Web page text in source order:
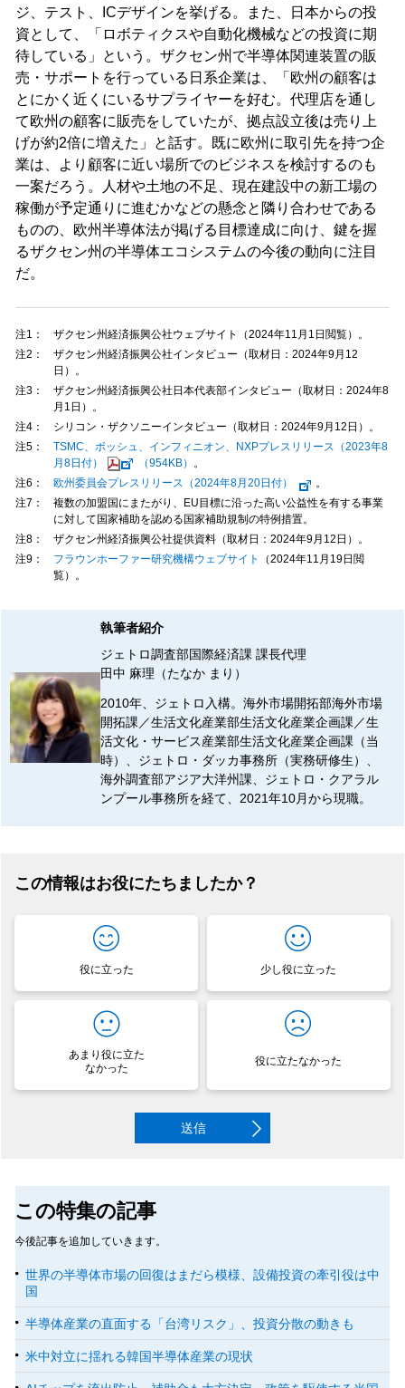
ジ、テスト、ICデザインを挙げる。また、日本からの投
資として、「ロボティクスや自動化機械などの投資に期
待している」という。ザクセン州で半導体関連装置の販
売・サポートを行っている日系企業は、「欧州の顧客は
とにかく近くにいるサプライヤーを好む。代理店を通し
て欧州の顧客に販売をしていたが、拠点設立後は売り上
げが約2倍に増えた」と話す。既に欧州に取引先を持つ企
業は、より顧客に近い場所でのビジネスを検討するのも
一案だろう。人材や土地の不足、現在建設中の新工場の
稼働が予定通りに進むかなどの懸念と隣り合わせである
ものの、欧州半導体法が掲げる目標達成に向け、鍵を握
るザクセン州の半導体エコシステムの今後の動向に注目
だ。
注1：
ザクセン州経済振興公社ウェブサイト（2024年11月1日閲覧）。
注2：
ザクセン州経済振興公社インタビュー（取材日：2024年9月12
日）。
注3：
ザクセン州経済振興公社日本代表部インタビュー（取材日：2024年8
月1日）。
注4：
シリコン・ザクソニーインタビュー（取材日：2024年9月12日）。
注5：
TSMC、ボッシュ、インフィニオン、NXPプレスリリース（2023年8
月8日付）
（954KB） 。
注6：
欧州委員会プレスリリース（2024年8月20日付）
。
注7：
複数の加盟国にまたがり、EU目標に沿った高い公益性を有する事業
に対して国家補助を認める国家補助規制の特例措置。
注8：
ザクセン州経済振興公社提供資料（取材日：2024年9月12日）。
注9：
フラウンホーファー研究機構ウェブサイト
（2024年11月19日閲
覧）。
執筆者紹介
ジェトロ調査部国際経済課 課長代理
田中 麻理（たなか まり）
2010年、ジェトロ入構。海外市場開拓部海外市場
開拓課／生活文化産業部生活文化産業企画課／生
活文化・サービス産業部生活文化産業企画課（当
時）、ジェトロ・ダッカ事務所（実務研修生）、
海外調査部アジア大洋州課、ジェトロ・クアラル
ンプール事務所を経て、2021年10月から現職。
この情報はお役にたちましたか？
役に立った 少し役に立った
あまり役に立た
なかった
役に立たなかった
送信
この特集の記事
今後記事を追加していきます。
世界の半導体市場の回復はまだら模様、設備投資の牽引役は中
国
半導体産業の直面する「台湾リスク」、投資分散の動きも
米中対立に揺れる韓国半導体産業の現状